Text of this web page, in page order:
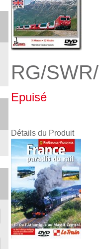
RG/
Epuisé
Détails du Produit